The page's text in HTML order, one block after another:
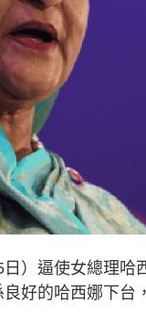
）逼使女總理
好的哈西娜下